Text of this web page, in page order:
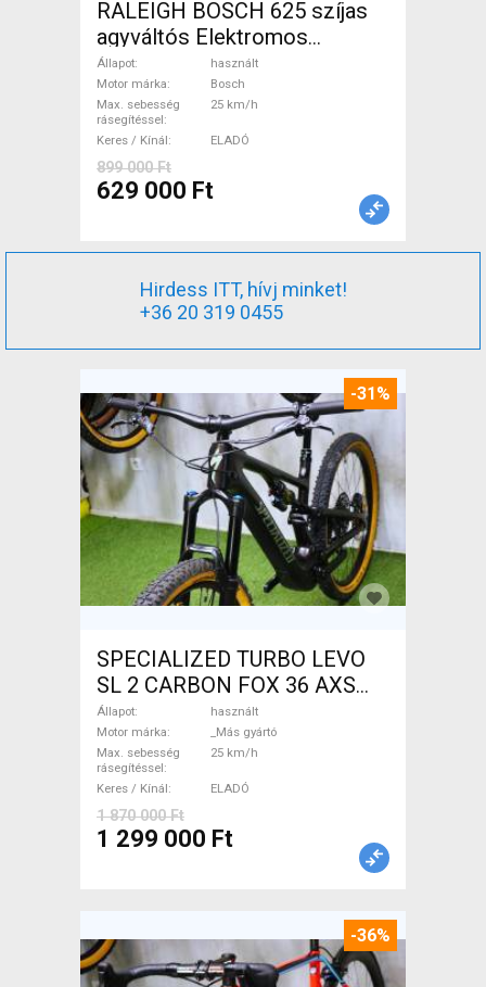
RALEIGH BOSCH 625 szíjas
agyváltós Elektromos
Trekking/cross 25 km/h
Bosch használt ELADÓ
Állapot
használt
Motor márka
Bosch
Max. sebesség
rásegítéssel
25 km/h
Keres / Kínál ELADÓ
899 000 Ft
629 000 Ft
Hirdess ITT, hívj minket!
+36 20 319 0455
-31%
SPECIALIZED TURBO LEVO
SL 2 CARBON FOX 36 AXS
Elektromos Mountain Bike
össztelós / fully _Más gyártó
használt ELADÓ
Állapot
használt
Motor márka
_Más gyártó
Max. sebesség
rásegítéssel
25 km/h
Keres / Kínál ELADÓ
1 870 000 Ft
1 299 000 Ft
-36%